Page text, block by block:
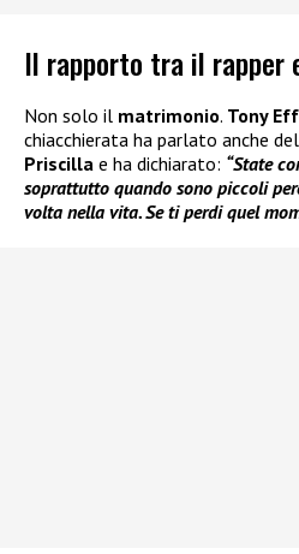
Il rapporto tra il
Non solo il matrimonio. Tony
chiacchierata ha parlato anche
Priscilla e ha dichiarato: “State
soprattutto quando sono piccoli
volta nella vita. Se ti perdi quel